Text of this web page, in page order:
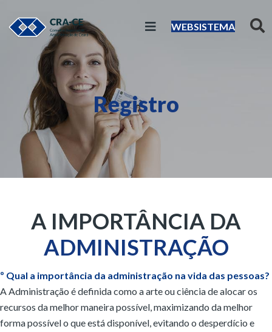
WEBSISTEMA
Registro
A IMPORTÂNCIA DA
ADMINISTRAÇÃO
º Qual a importância da administração na vida das pessoas?
A Administração é definida como a arte ou ciência de alocar os
recursos da melhor maneira possível, maximizando da melhor
forma possível o que está disponível, evitando o desperdício e